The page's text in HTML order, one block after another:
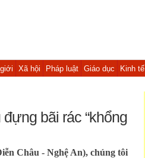
Xã hội Pháp luật Giáo dục Kinh tế
bãi rác “khổng
Châu - Nghệ An), chúng tôi